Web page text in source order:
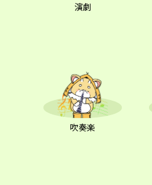
演劇
吹奏楽